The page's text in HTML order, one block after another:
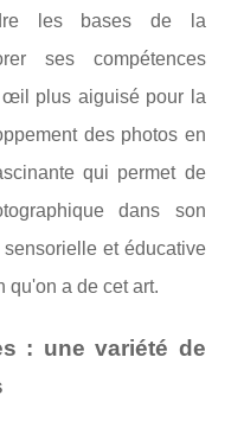
les bases de la
ses compétences
œil plus aiguisé pour la
des photos en
qui permet de
dans son
et éducative
qu'on a de cet art.
: une variété de